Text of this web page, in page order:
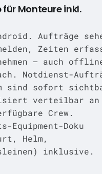
für Monteure inkl.
Aufträge
Zeiten
— auch
Notdienst-
sind sofort
verteilbar an
Crew.
Equipment-Doku
Helm,
inklusive.